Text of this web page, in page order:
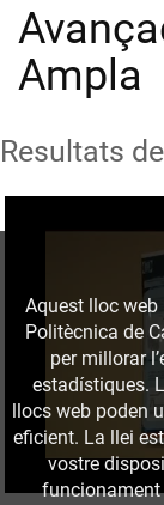
Ampla
Resultats
Aquest lloc
Politècnica de
per millorar
estadístiques.
llocs web poden
eficient. La llei
vostre
funcionament